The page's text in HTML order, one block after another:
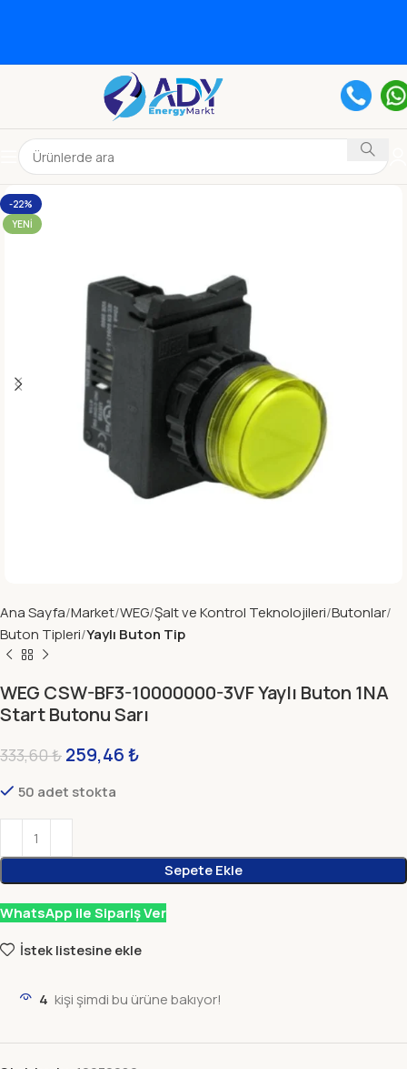
-22%
YENI
Ana Sayfa Market WEG Şalt ve Kontrol Teknolojileri Butonlar
Buton Tipleri Yaylı Buton Tip
WEG CSW-BF3-10000000-3VF Yaylı Buton 1NA
Start Butonu Sarı
333,60₺ 259,46₺
50 adet stokta
Sepete Ekle
WhatsApp ile Sipariş Ver
İstek listesine ekle
4 kişi şimdi bu ürüne bakıyor!